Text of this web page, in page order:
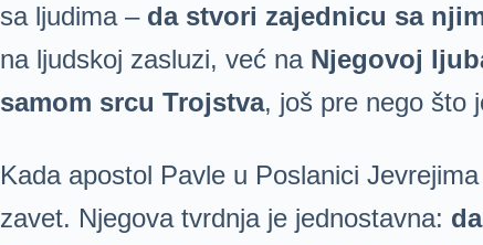
sa ljudima – da stvori zajednicu sa
na ljudskoj zasluzi, već na Njegovoj
samom srcu Trojstva, još pre nego što
Kada apostol Pavle u Poslanici
zavet. Njegova tvrdnja je jednostavna: